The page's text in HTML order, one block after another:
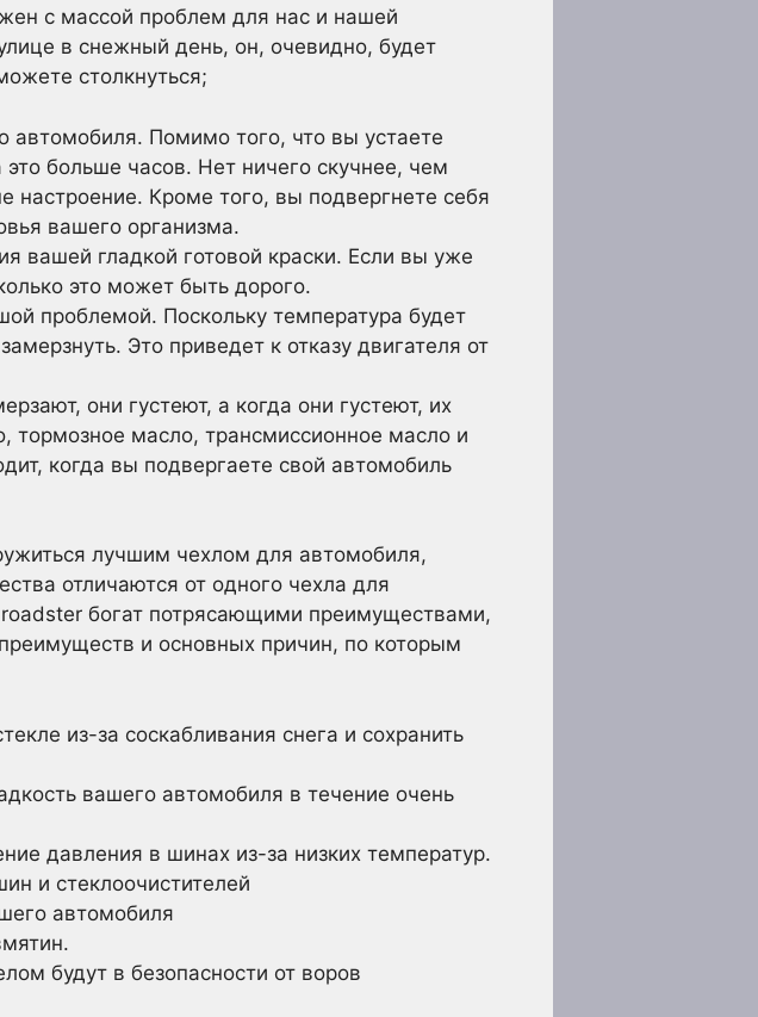
с массой проблем для нас и нашей
в снежный день, он, очевидно, будет
столкнуться;
автомобиля. Помимо того, что вы устаете
больше часов. Нет ничего скучнее, чем
настроение. Кроме того, вы подвергнете себя
вашего организма.
вашей гладкой готовой краски. Если вы уже
это может быть дорого.
проблемой. Поскольку температура будет
Это приведет к отказу двигателя от
они густеют, а когда они густеют, их
тормозное масло, трансмиссионное масло и
когда вы подвергаете свой автомобиль
лучшим чехлом для автомобиля,
отличаются от одного чехла для
богат потрясающими преимуществами,
и основных причин, по которым
из-за соскабливания снега и сохранить
вашего автомобиля в течение очень
давления в шинах из-за низких температур.
и стеклоочистителей
автомобиля
будут в безопасности от воров